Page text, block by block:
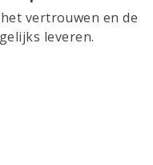
vertrouwen en de
leveren.